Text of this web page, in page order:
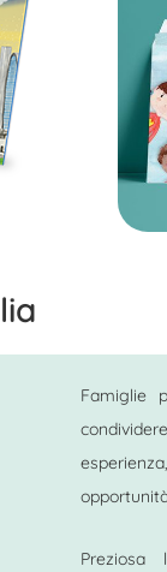
Famiglie